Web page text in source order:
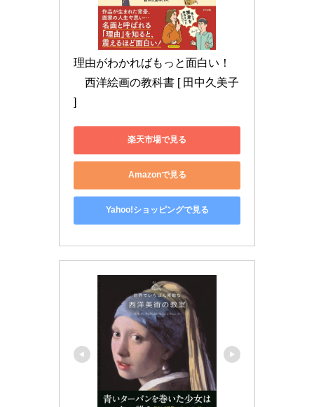
理由がわかればもっと面白い！
西洋絵画の教科書 [ 田中久美子
]
楽天市場で見る
Amazonで見る
Yahoo!ショッピングで見る